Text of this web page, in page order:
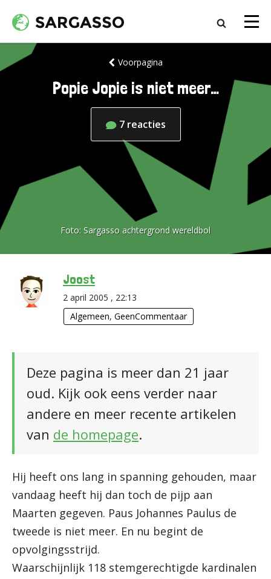
Voorpagina
Popie Jopie is niet meer…
7 reacties
Foto: Sargasso achtergrond wereldbol
Joost
2 april 2005 , 22:13
Algemeen,GeenCommentaar
Deze pagina is meer dan 21 jaar
oud. Kijk ook eens verder naar
andere en meer recente artikelen
van de homepage.
Hij heeft ons lang in spanning gehouden, maar
vandaag heeft hij dan toch de pijp aan
Maarten gegeven. Paus Johannes Paulus de
tweede is niet meer. En nu begint de
opvolgingsstrijd.
Waarschijnlijk 118 stemgerechtigde kardinalen